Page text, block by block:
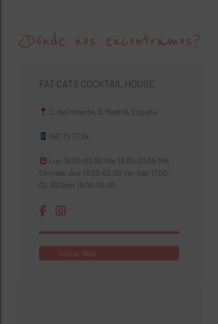
¿Dónde nos encontramos?
FAT CATS COCKTAIL HOUSE
C. del Infante, 5, Madrid, España
697 73 77 34
Lun 19.00-02.00 Mar 18.00-03.00 Mie
Cerrado Jue 19.00-02.00 Vie-Sáb 17.00-
02.30 Dom 19.00-02.00
Visitar Web